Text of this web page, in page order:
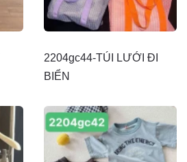
2204gc44-TÚI LƯỚI ĐI
BIỂN